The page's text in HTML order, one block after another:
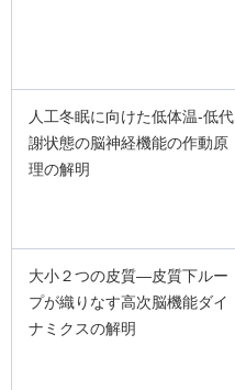
人工冬眠に向けた低体温-低代
謝状態の脳神経機能の作動原
理の解明
大小２つの皮質―皮質下ルー
プが織りなす高次脳機能ダイ
ナミクスの解明